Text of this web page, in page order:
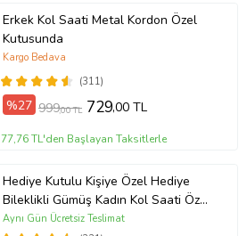
Erkek Kol Saati Metal Kordon Özel
Kutusunda
(311)
Kargo Bedava
%27 999,00 TL 729,00 TL
77,76 TL'den Başlayan Taksitlerle
Hediye Kutulu Kişiye Özel Hediye
Bileklikli Gümüş Kadın Kol Saati Özel
Kutusunda (Gümüş)
Aynı Gün Ücretsiz Teslimat